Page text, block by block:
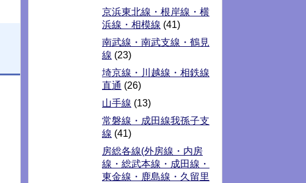
京浜東北線・根岸線・横
浜線・相模線 (41)
南武線・南武支線・鶴見
線 (23)
埼京線・川越線・相鉄線
直通 (26)
山手線 (13)
常磐線・成田線我孫子支
線 (41)
房総各線(外房線・内房
線・総武本線・成田線・
東金線・鹿島線・久留里